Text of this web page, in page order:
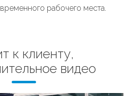
рабочего места.
к клиенту,
видео